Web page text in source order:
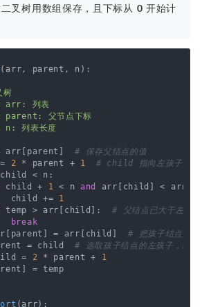
二叉树用数组保存，且下标从 0 开始计
( arr, parent, n ):
树
arr: 列表
父节点下标
列表长度
arr[parent]
# 保存父结点的值
2 * parent + 1
# child 指向左孩子
child < n:
child + 1 < n and
arr[child] <
child +=
1
temp > arr[child]: # 父结点已大于左右孩
break
= arr[child]
# 把孩子结点的值赋
= child
# 选取孩子结点的左孩子，继续进
=
2 * parent + 1
= temp
( arr):